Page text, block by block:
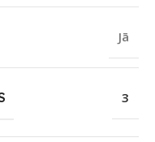
Jā
3